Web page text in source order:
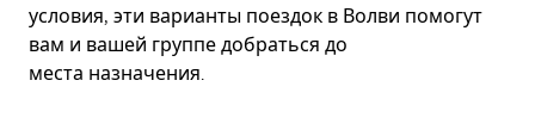
условия, эти варианты поездок в Волви помогут
вам и вашей группе добраться до
места назначения.